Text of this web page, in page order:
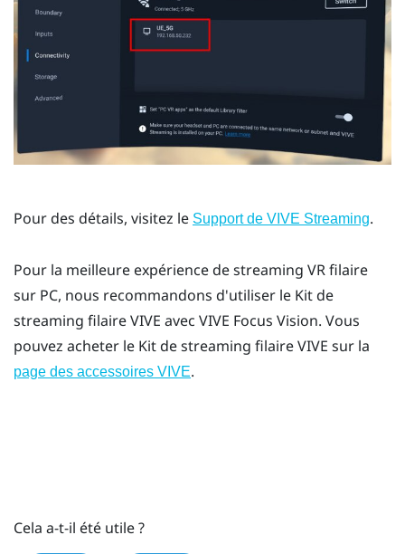
Pour des détails, visitez le Support de VIVE Streaming.
Pour la meilleure expérience de streaming VR filaire
sur PC, nous recommandons d'utiliser le Kit de
streaming filaire VIVE avec VIVE Focus Vision. Vous
pouvez acheter le Kit de streaming filaire VIVE sur la
page des accessoires VIVE.
Cela a-t-il été utile ?